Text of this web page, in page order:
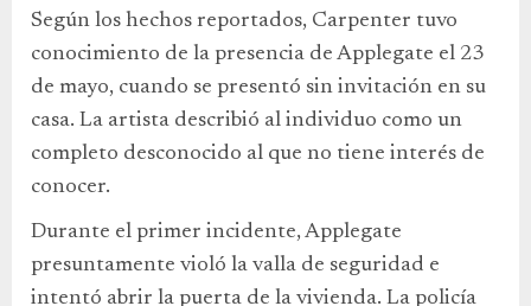
Según los hechos reportados, Carpenter tuvo
conocimiento de la presencia de Applegate el 23
de mayo, cuando se presentó sin invitación en su
casa. La artista describió al individuo como un
completo desconocido al que no tiene interés de
conocer.
Durante el primer incidente, Applegate
presuntamente violó la valla de seguridad e
intentó abrir la puerta de la vivienda. La policía